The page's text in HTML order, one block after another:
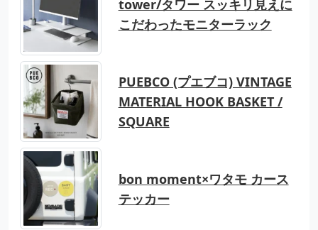
tower/タワー スッキリ見えに
こだわったモニターラック
PUEBCO (プエブコ) VINTAGE
MATERIAL HOOK BASKET /
SQUARE
bon moment×ワタモ カース
テッカー